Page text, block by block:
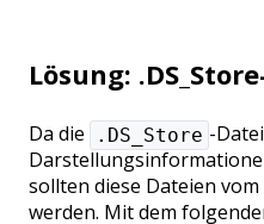
Lösung:
Da die .DS_Store -
sollten diese Dateien
werden. Mit dem